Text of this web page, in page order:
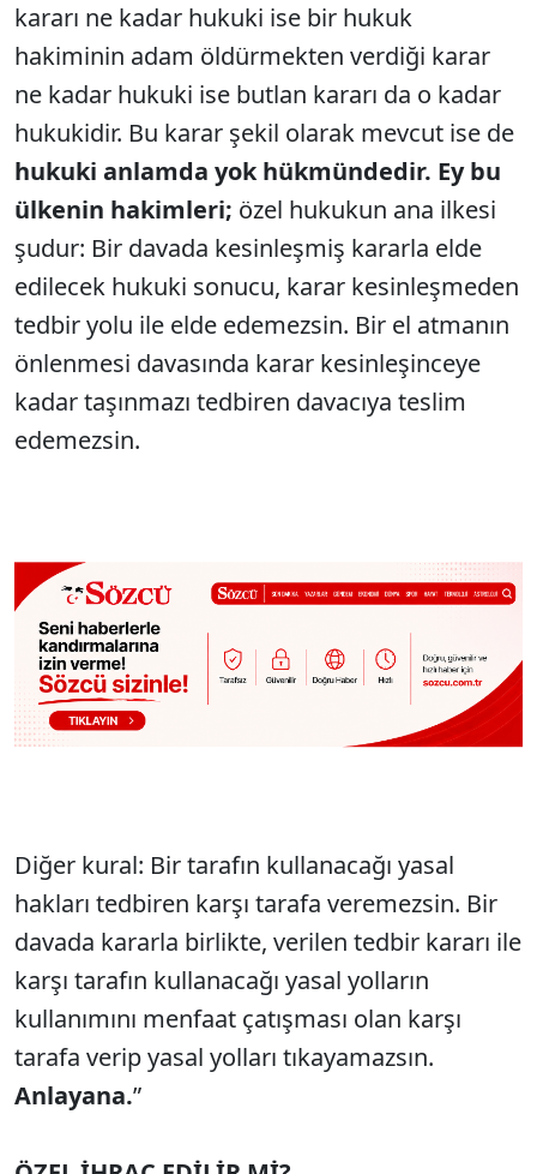
kararı ne kadar hukuki ise bir hukuk
hakiminin adam öldürmekten verdiği karar
ne kadar hukuki ise butlan kararı da o kadar
hukukidir. Bu karar şekil olarak mevcut ise de
hukuki anlamda yok hükmündedir. Ey bu
ülkenin hakimleri; özel hukukun ana ilkesi
şudur: Bir davada kesinleşmiş kararla elde
edilecek hukuki sonucu, karar kesinleşmeden
tedbir yolu ile elde edemezsin. Bir el atmanın
önlenmesi davasında karar kesinleşinceye
kadar taşınmazı tedbiren davacıya teslim
edemezsin.
Diğer kural: Bir tarafın kullanacağı yasal
hakları tedbiren karşı tarafa veremezsin. Bir
davada kararla birlikte, verilen tedbir kararı ile
karşı tarafın kullanacağı yasal yolların
kullanımını menfaat çatışması olan karşı
tarafa verip yasal yolları tıkayamazsın.
Anlayana.”